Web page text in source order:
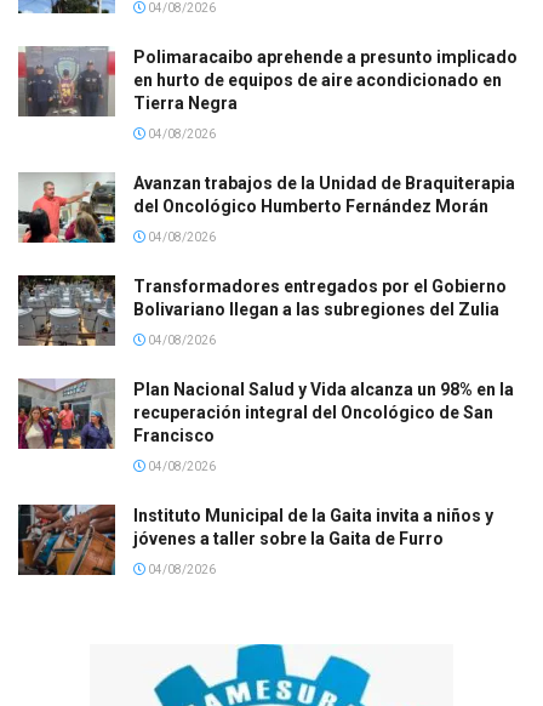
04/08/2026
Polimaracaibo aprehende a presunto implicado
en hurto de equipos de aire acondicionado en
Tierra Negra
04/08/2026
Avanzan trabajos de la Unidad de Braquiterapia
del Oncológico Humberto Fernández Morán
04/08/2026
Transformadores entregados por el Gobierno
Bolivariano llegan a las subregiones del Zulia
04/08/2026
Plan Nacional Salud y Vida alcanza un 98% en la
recuperación integral del Oncológico de San
Francisco
04/08/2026
Instituto Municipal de la Gaita invita a niños y
jóvenes a taller sobre la Gaita de Furro
04/08/2026